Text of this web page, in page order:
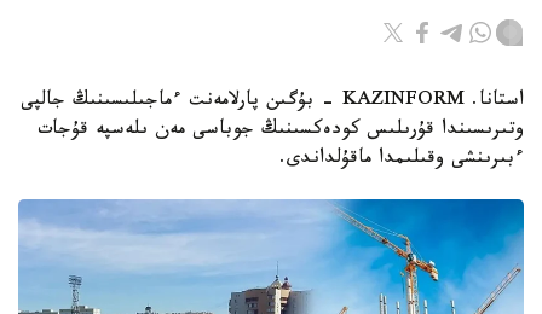
استانا. KAZINFORM - بۇگىن پارلامەنت ءماجىلىسىنىڭ جالپى
وتىرىسىندا قۇرىلىس كودەكسىنىڭ جوباسى مەن ىلەسپە قۇجات
ءبىرىنشى وقىلىمدا ماقۇلداندى.